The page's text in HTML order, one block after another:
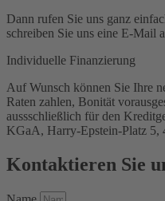
Dann rufen Sie uns ganz
schreiben Sie uns eine E-Mail
Individuelle Finanzierung
Auf Wunsch können Sie Ihre
Raten zahlen, Bonität
aussschließlich für den
KGaA, Harry-Epstein-Platz 5,
Kontaktieren Sie